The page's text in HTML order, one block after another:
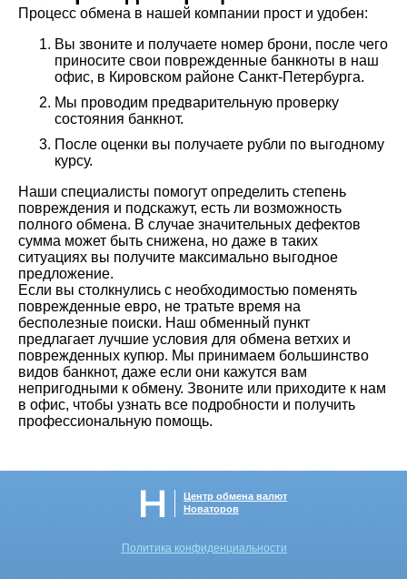
Процесс обмена в нашей компании прост и удобен:
Вы звоните и получаете номер брони, после чего
приносите свои поврежденные банкноты в наш
офис, в Кировском районе Санкт-Петербурга.
Мы проводим предварительную проверку
состояния банкнот.
После оценки вы получаете рубли по выгодному
курсу.
Наши специалисты помогут определить степень
повреждения и подскажут, есть ли возможность
полного обмена. В случае значительных дефектов
сумма может быть снижена, но даже в таких
ситуациях вы получите максимально выгодное
предложение.
Если вы столкнулись с необходимостью поменять
поврежденные евро, не тратьте время на
бесполезные поиски. Наш обменный пункт
предлагает лучшие условия для обмена ветхих и
поврежденных купюр. Мы принимаем большинство
видов банкнот, даже если они кажутся вам
непригодными к обмену. Звоните или приходите к нам
в офис, чтобы узнать все подробности и получить
профессиональную помощь.
Политика конфиденциальности
Центр обмена валют
Новаторов